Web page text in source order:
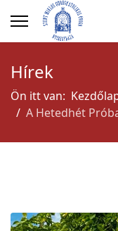
Hírek
Ön itt van:
A Hetedhét